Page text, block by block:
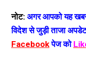
नोट: अगर आपको यह
विदेश से जुड़ी ताजा
Facebookपेज को